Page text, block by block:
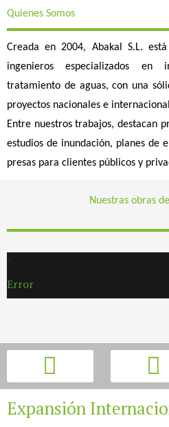
Quienes Somos
Creada en 2004, Abakal S.L.
ingenieros especializados en
tratamiento de aguas, con una
proyectos nacionales e
Entre nuestros trabajos, destacan
estudios de inundación, planes de
presas para clientes públicos y
Nuestras obras
Error
Expansión